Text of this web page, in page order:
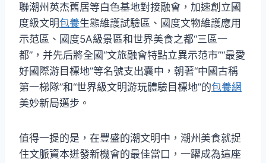
聯潮州英杰舊居等白色基地對接融會，加速創立國
度級文明包養生態維護試驗區、國度文物維護應用
示范區、國度5A級景區和世界美食之都“三區一
都”，并先后將全國“文旅融會特點立異示范市”“最愛
好國際游目標地”等名號支出囊中，朝著“中國古稱
第一梯隊”和“世界級文明游玩體驗目標地”的包養網
美妙新局邁步。
值得一提的是，在豐盛的潮文明中，潮州美食就捉
住文脈資本迸發新機會的最佳當口，一躍成為這座